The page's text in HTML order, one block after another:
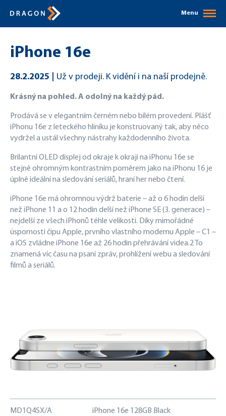
Menu
iPhone 16e
28.2.2025 Už v prodeji. K vidění i na naší prodejně.
Krásný na pohled. A odolný na každý pád.
Prodává se v elegantním černém nebo bílém provedení. Plášť
iPhonu 16e z leteckého hliníku je konstruovaný tak, aby něco
vydržel a ustál všechny nástrahy každodenního života.
Brilantní OLED displej od okraje k okraji na iPhonu 16e se
stejně ohromným kontrastním poměrem jako na iPhonu 16 je
úplně ideální na sledování seriálů, hraní her nebo čtení.
iPhone 16e má ohromnou výdrž baterie – až o 6 hodin delší
než iPhone 11 a o 12 hodin delší než iPhone SE (3. generace) –
nejdelší ze všech iPhonů téhle velikosti. Díky mimořádné
úspornosti čipu Apple, prvního vlastního modemu Apple – C1 –
a iOS zvládne iPhone 16e až 26 hodin přehrávání videa.2 To
znamená víc času na psaní zpráv, prohlížení webu a sledování
filmů a seriálů.
MD1Q4SX/A iPhone 16e 128GB Black